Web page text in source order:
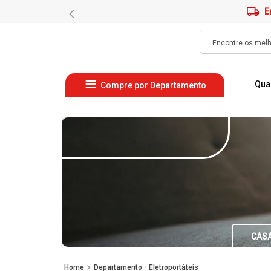
Compre por Departamento
Departamento - Eletroportáteis